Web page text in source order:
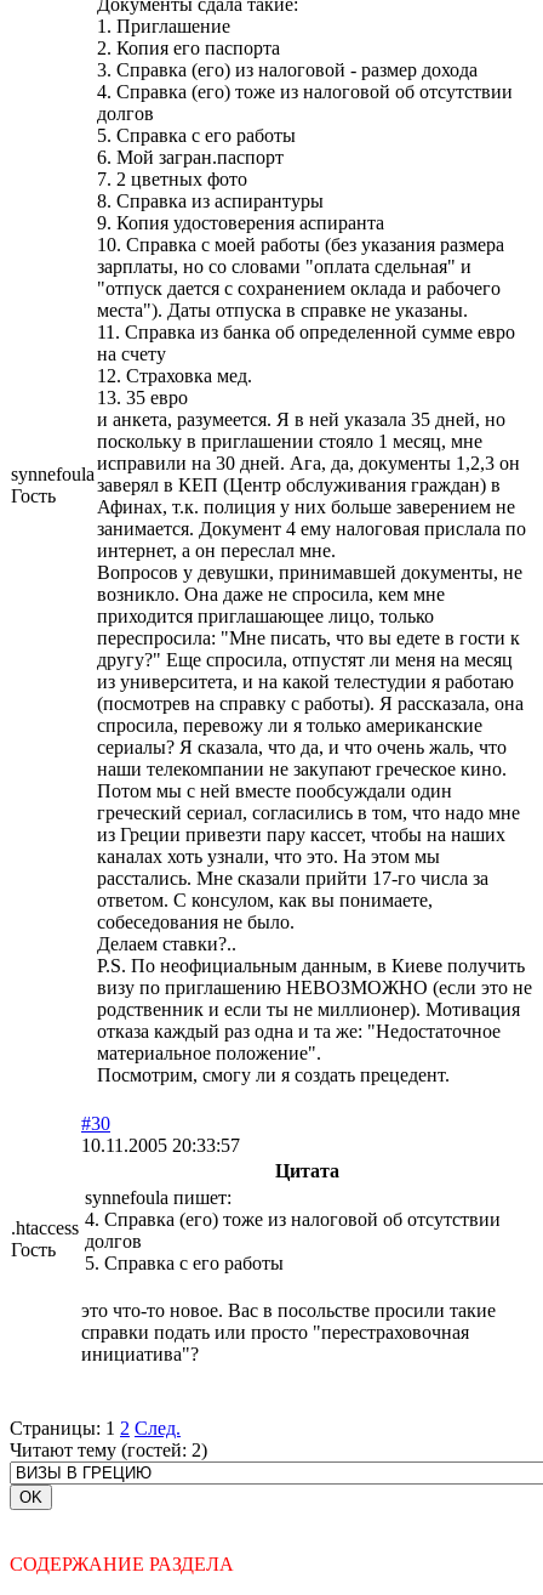
synnefoula
Гость
1. Приглашение
2. Копия его паспорта
3. Справка (его) из налоговой - размер дохода
4. Справка (его) тоже из налоговой об отсутствии
долгов
5. Справка с его работы
6. Мой загран.паспорт
7. 2 цветных фото
8. Справка из аспирантуры
9. Копия удостоверения аспиранта
10. Справка с моей работы (без указания размера
зарплаты, но со словами "оплата сдельная" и
"отпуск дается с сохранением оклада и рабочего
места"). Даты отпуска в справке не указаны.
11. Справка из банка об определенной сумме евро
на счету
12. Страховка мед.
13. 35 евро
и анкета, разумеется. Я в ней указала 35 дней, но
поскольку в приглашении стояло 1 месяц, мне
исправили на 30 дней. Ага, да, документы 1,2,3 он
заверял в КЕП (Центр обслуживания граждан) в
Афинах, т.к. полиция у них больше заверением не
занимается. Документ 4 ему налоговая прислала по
интернет, а он переслал мне.
Вопросов у девушки, принимавшей документы, не
возникло. Она даже не спросила, кем мне
приходится приглашающее лицо, только
переспросила: "Мне писать, что вы едете в гости к
другу?" Еще спросила, отпустят ли меня на месяц
из университета, и на какой телестудии я работаю
(посмотрев на справку с работы). Я рассказала, она
спросила, перевожу ли я только американские
сериалы? Я сказала, что да, и что очень жаль, что
наши телекомпании не закупают греческое кино.
Потом мы с ней вместе пообсуждали один
греческий сериал, согласились в том, что надо мне
из Греции привезти пару кассет, чтобы на наших
каналах хоть узнали, что это. На этом мы
расстались. Мне сказали прийти 17-го числа за
ответом. С консулом, как вы понимаете,
собеседования не было.
Делаем ставки?..
P.S. По неофициальным данным, в Киеве получить
визу по приглашению НЕВОЗМОЖНО (если это не
родственник и если ты не миллионер). Мотивация
отказа каждый раз одна и та же: "Недостаточное
материальное положение".
Посмотрим, смогу ли я создать прецедент.
.htaccess
Гость
#30
10.11.2005 20:33:57
Цитата
synnefoula пишет:
4. Справка (его) тоже из налоговой об отсутствии
долгов
5. Справка с его работы
это что-то новое. Вас в посольстве просили такие
справки подать или просто "перестраховочная
инициатива"?
Страницы: 1 2 След.
Читают тему (гостей: 2)
СОДЕРЖАНИЕ РАЗДЕЛА